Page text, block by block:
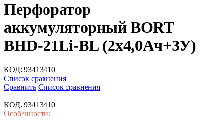
Перфоратор
аккумуляторный BORT
BHD-21Li-BL (2x4,0Ач+ЗУ)
КОД: 93413410
Список сравнения
Сравнить Список сравнения
КОД: 93413410
Особенности: